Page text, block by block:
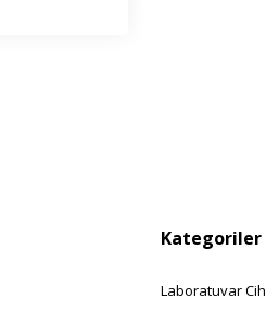
Kategoriler
Laboratuvar